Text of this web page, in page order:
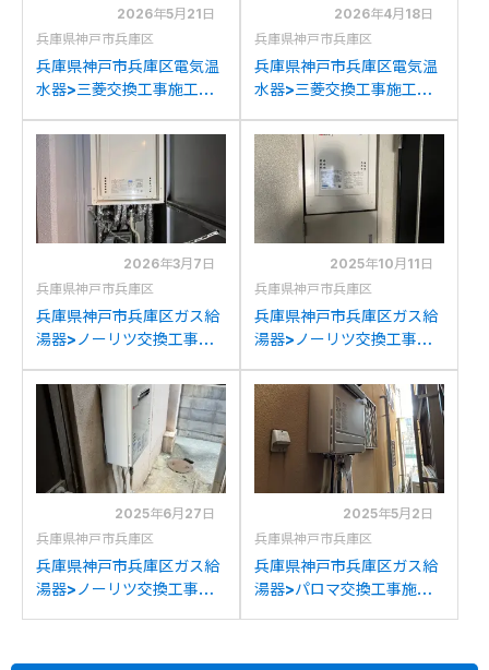
2026年5月21日
兵庫県神戸市兵庫区
兵庫県神戸市兵庫区電気温
水器>三菱交換工事施工事
から三菱SN2-2013KMLへ
の交換
2026年4月18日
兵庫県神戸市兵庫区
兵庫県神戸市兵庫区電気温
水器>三菱交換工事施工事
から三菱SN2-2013KMLへ
の交換
2026年3月7日
兵庫県神戸市兵庫区
兵庫県神戸市兵庫区ガス給
湯器>ノーリツ交換工事施
2427AWX-TBからノーリ
ツGT-2470AW-TB BLへ
の交換
2025年10月11日
兵庫県神戸市兵庫区
兵庫県神戸市兵庫区ガス給
湯器>ノーリツ交換工事施
2037WSからノーリツ
GQ-2039WS-1への交換
2025年6月27日
兵庫県神戸市兵庫区
兵庫県神戸市兵庫区ガス給
湯器>ノーリツ交換工事施
2025年5月2日
兵庫県神戸市兵庫区
兵庫県神戸市兵庫区ガス給
湯器>パロマ交換工事施工